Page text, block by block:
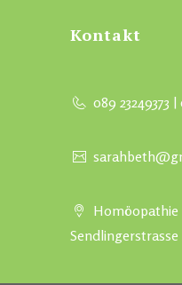
Kontakt
089 23249373 |
Sendlingerstrasse